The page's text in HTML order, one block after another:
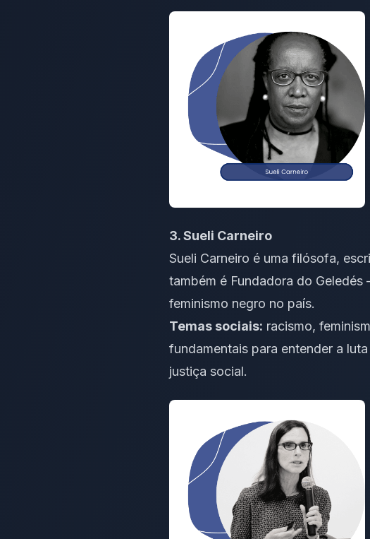
3. Sueli Carneiro
Sueli Carneiro é uma filósofa,
também é Fundadora do
feminismo negro no país.
Temas sociais: racismo,
fundamentais para entender a
justiça social.